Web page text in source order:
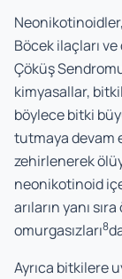
Böcek ilaçları
Çöküş
kimyasallar,
böylece bitki
tutmaya devam
zehirlenerek
neonikotinoid
arıların yanı
omurgasızları8
Ayrıca bitkilere